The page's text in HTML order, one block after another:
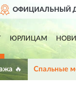
ОФИЦИАЛЬНЫЙ
ЮРЛИЦАМ
🔥 Спальные